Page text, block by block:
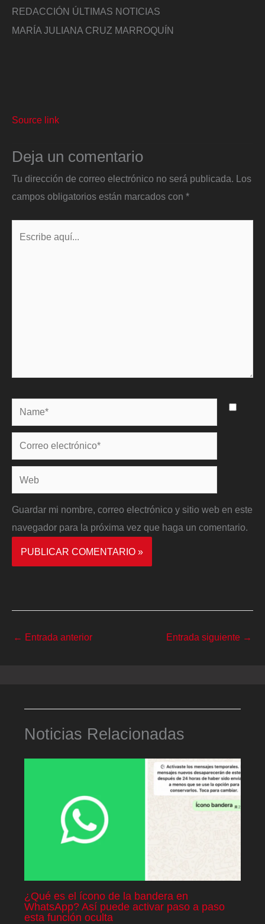
REDACCIÓN ÚLTIMAS NOTICIAS
MARÍA JULIANA CRUZ MARROQUÍN
Source link
Deja un comentario
Tu dirección de correo electrónico no será publicada. Los
campos obligatorios están marcados con *
Name*
Correo
electrónico*
Web
Guardar mi nombre, correo electrónico y sitio web en este
navegador para la próxima vez que haga un comentario.
← Entrada anterior Entrada siguiente →
Noticias Relacionadas
¿Qué es el ícono de la bandera en
WhatsApp? Así puede activar paso a paso
esta función oculta